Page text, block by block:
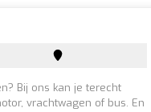
Bij ons kan je terecht
vrachtwagen of bus. En